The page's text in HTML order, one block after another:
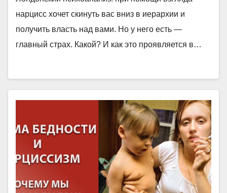
нарцисс хочет скинуть вас вниз в иерархии и
получить власть над вами. Но у него есть —
главный страх. Какой? И как это проявляется в…